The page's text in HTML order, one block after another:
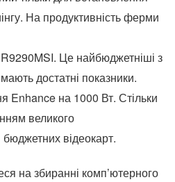
На продуктивність ферми
Це найбюджетніші з
достатні показники.
Enhance на 1000 Вт. Стільки
великого
відеокарт.
на збиранні комп’ютерного